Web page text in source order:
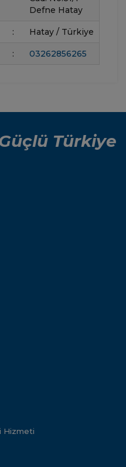
Defne Hatay
: Hatay / Türkiye
: 03262856265
Türkiye
Hizmeti